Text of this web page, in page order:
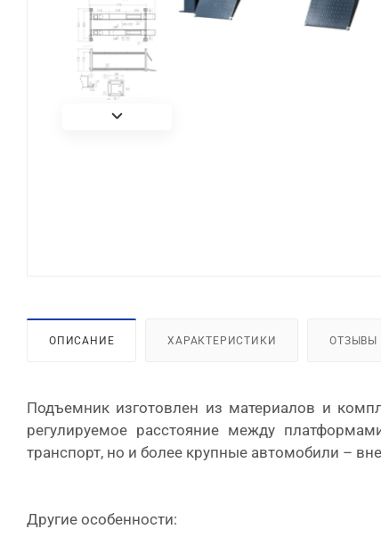
ОПИСАНИЕ ХАРАКТЕРИСТИКИ ОТЗЫВЫ
Подъемник изготовлен из материалов и
регулируемое расстояние между
транспорт, но и более крупные автомобили –
Другие особенности: